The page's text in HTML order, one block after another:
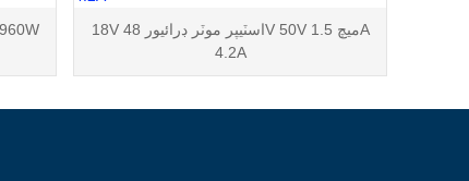
18V اسٽيپر موٽر ڊرائيور 48V 50V ميچ 1.5A
4.2A